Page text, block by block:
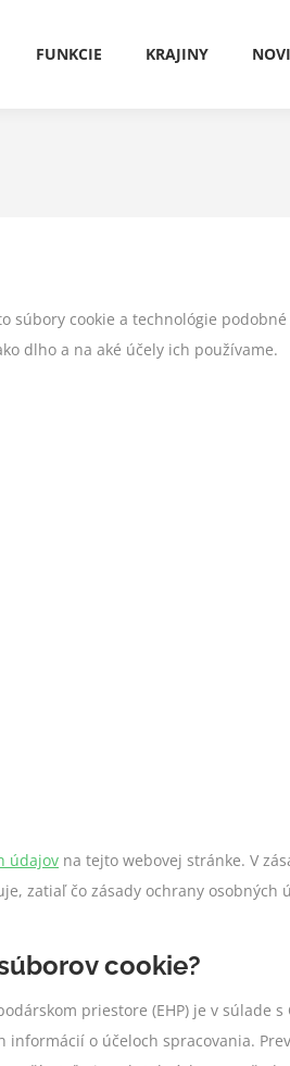
FUNKCIE KRAJINY
cookie a technológie
dlho a na aké účely ich používame.
údajov na tejto webovej stránke. V
zatiaľ čo zásady ochrany
cookie?
priestore (EHP) je v súlade
o účeloch spracovania.